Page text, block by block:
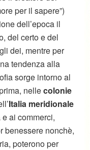
per il sapere”)
dell’epoca il
del certo e del
dei, mentre per
tendenza alla
sorge intorno al
nellecolonie
Italia meridionale
ai commerci,
benessere nonchè,
poterono per